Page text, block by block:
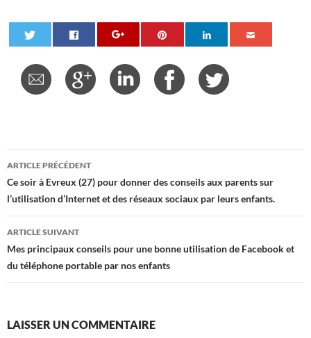
Navigation
des
articles
ARTICLE PRÉCÉDENT
Ce soir à Evreux (27) pour donner des conseils aux parents sur
l’utilisation d’Internet et des réseaux sociaux par leurs enfants.
ARTICLE SUIVANT
Mes principaux conseils pour une bonne utilisation de Facebook et
du téléphone portable par nos enfants
LAISSER UN COMMENTAIRE